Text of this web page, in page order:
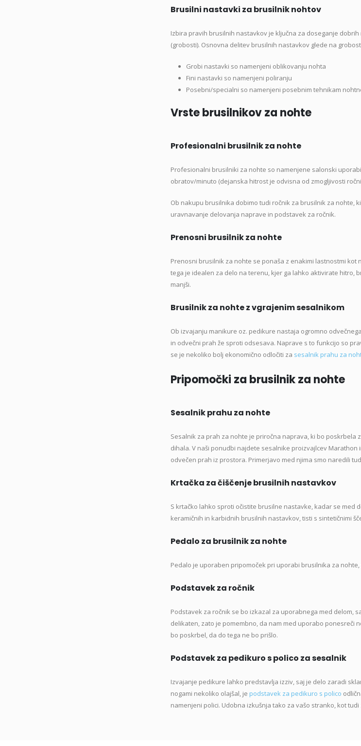
Brusilni nastavki za brusilnik nohtov
Izbira pravih brusilnih nastavkov je ključna za doseganje
(grobosti). Osnovna delitev brusilnih nastavkov glede na
Grobi nastavki so namenjeni oblikovanju nohta
Fini nastavki so namenjeni poliranju
Posebni/specialni so namenjeni posebnim tehnikam
Vrste brusilnikov za nohte
Profesionalni brusilnik za nohte
Profesionalni brusilniki za nohte so namenjene salonski
obratov/minuto (dejanska hitrost je odvisna od zmogljivosti
Ob nakupu brusilnika dobimo tudi ročnik za brusilnik za nohte,
uravnavanje delovanja naprave in podstavek za ročnik.
Prenosni brusilnik za nohte
Prenosni brusilnik za nohte se ponaša z enakimi lastnostmi
tega je idealen za delo na terenu, kjer ga lahko aktivirate hitro,
manjši.
Brusilnik za nohte z vgrajenim sesalnikom
Ob izvajanju manikure oz. pedikure nastaja ogromno
in odvečni prah že sproti odsesava. Naprave s to funkcijo so
se je nekoliko bolj ekonomično odločiti za sesalnik prahu za
Pripomočki za brusilnik za nohte
Sesalnik prahu za nohte
Sesalnik za prah za nohte je priročna naprava, ki bo
dihala. V naši ponudbi najdete sesalnike proizvajlcev
odvečen prah iz prostora. Primerjavo med njima smo naredili
Krtačka za čiščenje brusilnih nastavkov
S krtačko lahko sproti očistite brusilne nastavke, kadar se med
keramičnih in karbidnih brusilnih nastavkov, tisti s sintetičnimi
Pedalo za brusilnik za nohte
Pedalo je uporaben pripomoček pri uporabi brusilnika za
Podstavek za ročnik
Podstavek za ročnik se bo izkazal za uporabnega med delom,
delikaten, zato je pomembno, da nam med uporabo ponesreči
bo poskrbel, da do tega ne bo prišlo.
Podstavek za pedikuro s polico za sesalnik
Izvajanje pedikure lahko predstavlja izziv, saj je delo zaradi
nogami nekoliko olajšal, je podstavek za pedikuro s polico
namenjeni polici. Udobna izkušnja tako za vašo stranko, kot tudi